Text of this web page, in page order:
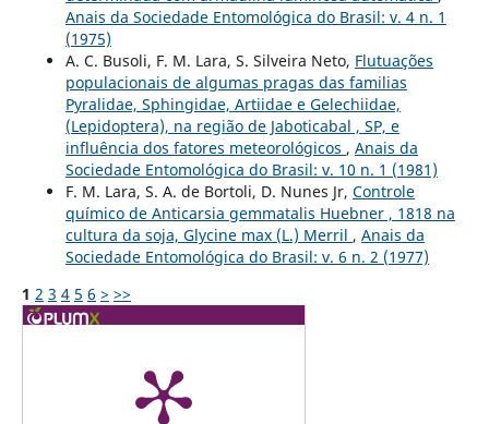
Anais da Sociedade Entomológica do Brasil: v. 4 n. 1
(1975)
A. C. Busoli, F. M. Lara, S. Silveira Neto, Flutuações
populacionais de algumas pragas das familias
Pyralidae, Sphingidae, Artiidae e Gelechiidae,
(Lepidoptera), na região de Jaboticabal , SP, e
influência dos fatores meteorológicos , Anais da
Sociedade Entomológica do Brasil: v. 10 n. 1 (1981)
F. M. Lara, S. A. de Bortoli, D. Nunes Jr, Controle
químico de Anticarsia gemmatalis Huebner , 1818 na
cultura da soja, Glycine max (L.) Merril , Anais da
Sociedade Entomológica do Brasil: v. 6 n. 2 (1977)
1 2 3 4 5 6 > >>